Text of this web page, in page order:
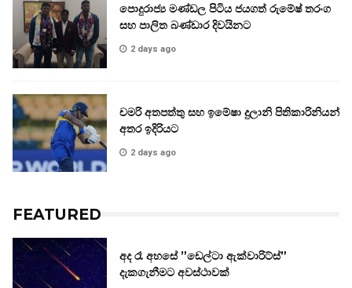
පොදුරාජ්‍ය මණ්ඩල පිටිය ජයගත් රුමේෂ් තරංග
සහ පාලිත බණ්ඩාර දිවයිනට
2 days ago
චමරි අතපත්තු සහ ඉමේෂා දුලානි පිතිකාරිනියන්
අතර ඉදිරියට
2 days ago
FEATURED
අද රෑ අහසේ ”ඩෙල්ටා ඇක්වාරිට්ස්”
දැකගැනීමට අවස්ථාවක්